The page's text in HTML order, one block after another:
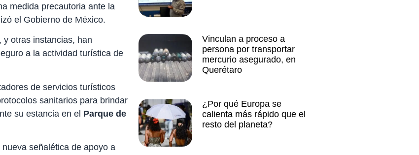
medida precautoria ante la
el Gobierno de México.
otras instancias, han
a la actividad turística de
de servicios turísticos
sanitarios para brindar
su estancia en el Parque de
señalética de apoyo a
Vinculan a proceso a
persona por transportar
mercurio asegurado, en
Querétaro
¿Por qué Europa se
calienta más rápido que el
resto del planeta?